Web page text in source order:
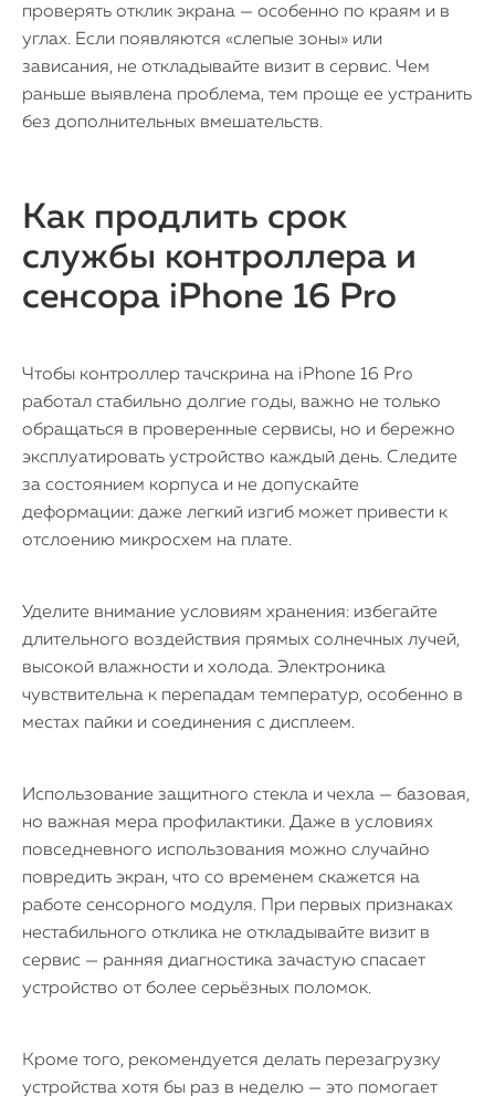
проверять отклик экрана — особенно по краям и в
углах. Если появляются «слепые зоны» или
зависания, не откладывайте визит в сервис. Чем
раньше выявлена проблема, тем проще ее устранить
без дополнительных вмешательств.
Как продлить срок
службы контроллера и
сенсора iPhone 16 Pro
Чтобы контроллер тачскрина на iPhone 16 Pro
работал стабильно долгие годы, важно не только
обращаться в проверенные сервисы, но и бережно
эксплуатировать устройство каждый день. Следите
за состоянием корпуса и не допускайте
деформации: даже легкий изгиб может привести к
отслоению микросхем на плате.
Уделите внимание условиям хранения: избегайте
длительного воздействия прямых солнечных лучей,
высокой влажности и холода. Электроника
чувствительна к перепадам температур, особенно в
местах пайки и соединения с дисплеем.
Использование защитного стекла и чехла — базовая,
но важная мера профилактики. Даже в условиях
повседневного использования можно случайно
повредить экран, что со временем скажется на
работе сенсорного модуля. При первых признаках
нестабильного отклика не откладывайте визит в
сервис — ранняя диагностика зачастую спасает
устройство от более серьёзных поломок.
Кроме того, рекомендуется делать перезагрузку
устройства хотя бы раз в неделю — это помогает